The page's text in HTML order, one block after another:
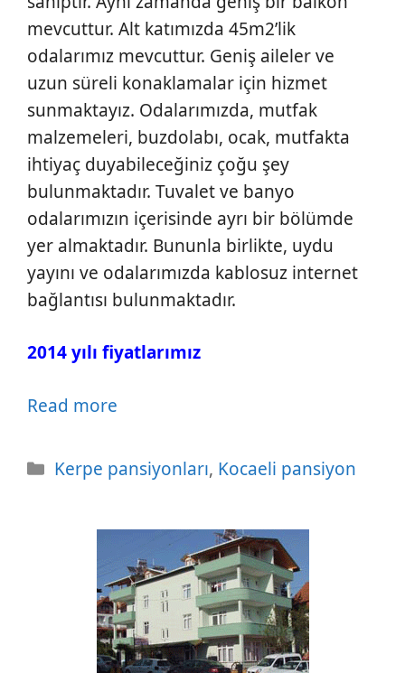
mevcuttur. Alt katımızda 45m2’lik
odalarımız mevcuttur. Geniş aileler ve
uzun süreli konaklamalar için hizmet
sunmaktayız. Odalarımızda, mutfak
malzemeleri, buzdolabı, ocak, mutfakta
ihtiyaç duyabileceğiniz çoğu şey
bulunmaktadır. Tuvalet ve banyo
odalarımızın içerisinde ayrı bir bölümde
yer almaktadır. Bununla birlikte, uydu
yayını ve odalarımızda kablosuz internet
bağlantısı bulunmaktadır.
2014 yılı fiyatlarımız
Read more
Kategoriler
Kerpe pansiyonları, Kocaeli pansiyon